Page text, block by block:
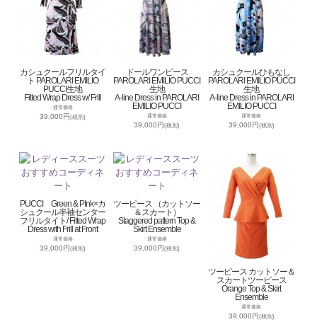
カシュクールフリルタイ
ト PAROLARI EMILIO
PUCCI生地
Fitted Wrap Dress w/ Frill
通常価格
39,000円(税別)
ドールワンピース
PAROLARI EMILIO PUCCI
生地
A-line Dress in PAROLARI
EMILIO PUCCI
通常価格
39,000円(税別)
カシュクールひもなし
PAROLARI EMILIO PUCCI
生地
A-line Dress in PAROLARI
EMILIO PUCCI
通常価格
39,000円(税別)
PUCCI Green & PInk×カ
シュクール半袖センター
フリルタイト/ Fitted Wrap
Dress with Frill at Front
通常価格
39,000円(税別)
ツーピース （カットソー
＆スカート）
Staggered pattern Top &
Skirt Ensemble
通常価格
39,000円(税別)
ツーピース カットソー＆
スカートツーピース
Orange Top & Skirt
Ensemble
通常価格
39,000円(税別)